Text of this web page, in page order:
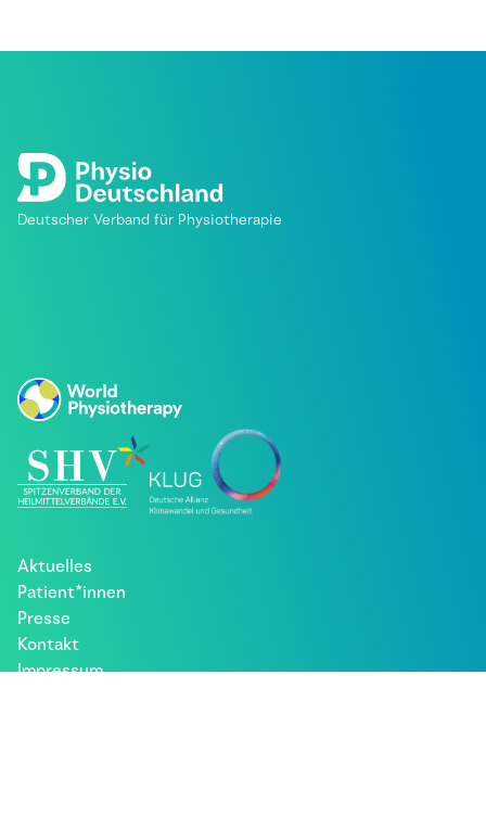
Deutscher Verband für Physiotherapie
Aktuelles
Patient*innen
Presse
Kontakt
Impressum